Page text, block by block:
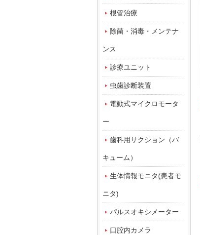
根管治療
除菌・消毒・メンテナ
ンス
診療ユニット
虫歯診断装置
電動式マイクロモータ
ー
歯科用サクション（バ
キューム）
生体情報モニタ(患者モ
ニタ)
パルスオキシメーター
口腔内カメラ